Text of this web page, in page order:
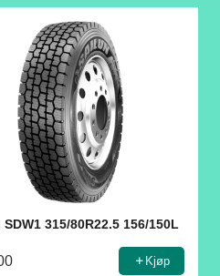
315/80R22.5 156/150L
Kjøp